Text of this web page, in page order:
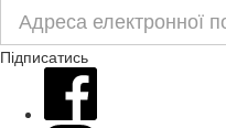
Підписатись